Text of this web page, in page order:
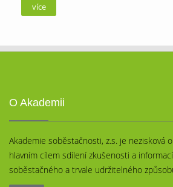
více
O Akademii
Akademie soběstačnosti, z.s. je nezisková
hlavním cílem sdílení zkušenosti a
soběstačného a trvale udržitelného